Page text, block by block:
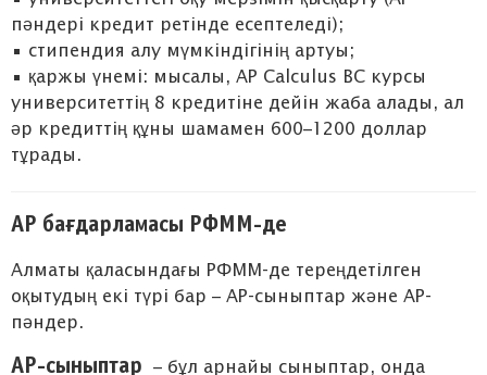
пәндері кредит ретінде есептеледі);
• стипендия алу мүмкіндігінің артуы;
• қаржы үнемі: мысалы, AP Calculus BC курсы
университеттің 8 кредитіне дейін жаба алады, ал
әр кредиттің құны шамамен 600–1200 доллар
тұрады.
AP бағдарламасы РФММ-де
Алматы қаласындағы РФММ-де тереңдетілген
оқытудың екі түрі бар – AP-сыныптар және AP-
пәндер.
AP-сыныптар
– бұл арнайы сыныптар, онда